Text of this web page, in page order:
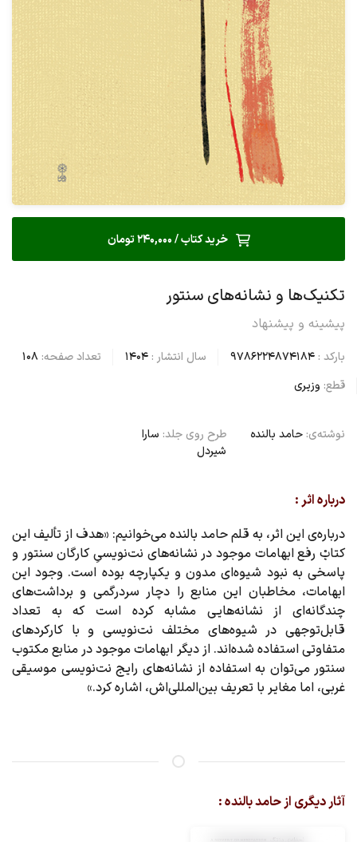
خرید کتاب / 240,000 تومان
تکنیک‌ها و نشانه‌های سنتور
پیشینه و پیشنهاد
بارکد : 9786224874184 سال انتشار : 1404 تعداد صفحه: 108
قطع: وزیری
نوشته‌ی: حامد بالنده طرح روی جلد: سارا
شیردل
درباره اثر :
درباره‌ی این اثر، به قلم حامد بالنده می‌خوانیم: «هدف از تألیف این
کتابْ رفع ابهامات موجود در نشانه‌های نت‌نویسیِ کارگان سنتور و
پاسخی به نبود شیوه‌ای مدون و یکپارچه بوده است. وجود این
ابهامات، مخاطبان این منابع را دچار سردرگمی و برداشت‌های
چندگانه‌ای از نشانه‌هایی مشابه کرده است که به تعداد
قابل‌توجهی در شیوه‌ها‌ی مختلف نت‌نویسی و با کارکردهای
متفاوتی استفاده شده‌اند. از دیگر ابهامات موجود در منابع مکتوب
سنتور می‌توان به استفاده از نشانه‌های رایج نت‌نویسی موسیقی
غربی، اما مغایر با تعریف بین‌المللی‌اش، اشاره کرد.»
آثار دیگری از حامد بالنده :